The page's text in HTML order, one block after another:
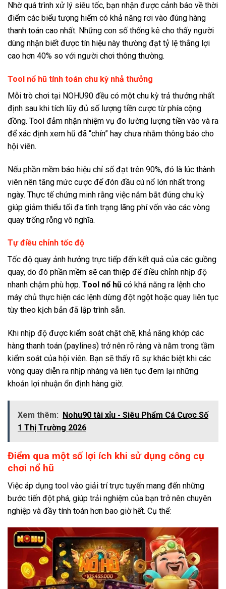
Nhờ quá trình xử lý siêu tốc, bạn nhận được cảnh báo về thời
điểm các biểu tượng hiếm có khả năng rơi vào đúng hàng
thanh toán cao nhất. Những con số thống kê cho thấy người
dùng nhận biết được tín hiệu này thường đạt tỷ lệ thắng lợi
cao hơn 40% so với người chơi thông thường.
Tool nổ hũ tính toán chu kỳ nhả thưởng
Mỗi trò chơi tại NOHU90 đều có một chu kỳ trả thưởng nhất
định sau khi tích lũy đủ số lượng tiền cược từ phía cộng
đồng. Tool đảm nhận nhiệm vụ đo lường lượng tiền vào và ra
để xác định xem hũ đã “chín” hay chưa nhằm thông báo cho
hội viên.
Nếu phần mềm báo hiệu chỉ số đạt trên 90%, đó là lúc thành
viên nên tăng mức cược để đón đầu cú nổ lớn nhất trong
ngày. Thực tế chứng minh rằng việc nắm bắt đúng chu kỳ
giúp giảm thiểu tối đa tình trạng lãng phí vốn vào các vòng
quay trống rỗng vô nghĩa.
Tự điều chỉnh tốc độ
Tốc độ quay ảnh hưởng trực tiếp đến kết quả của các guồng
quay, do đó phần mềm sẽ can thiệp để điều chỉnh nhịp độ
nhanh chậm phù hợp. Tool nổ hũ có khả năng ra lệnh cho
máy chủ thực hiện các lệnh dừng đột ngột hoặc quay liên tục
tùy theo kịch bản đã lập trình sẵn.
Khi nhịp độ được kiểm soát chặt chẽ, khả năng khớp các
hàng thanh toán (paylines) trở nên rõ ràng và nằm trong tầm
kiểm soát của hội viên. Bạn sẽ thấy rõ sự khác biệt khi các
vòng quay diễn ra nhịp nhàng và liên tục đem lại những
khoản lợi nhuận ổn định hàng giờ.
Xem thêm: Nohu90 tài xỉu - Siêu Phẩm Cá Cược Số
1 Thị Trường 2026
Điểm qua một số lợi ích khi sử dụng công cụ
chơi nổ hũ
Việc áp dụng tool vào giải trí trực tuyến mang đến những
bước tiến đột phá, giúp trải nghiệm của bạn trở nên chuyên
nghiệp và đầy tính toán hơn bao giờ hết. Cụ thể: